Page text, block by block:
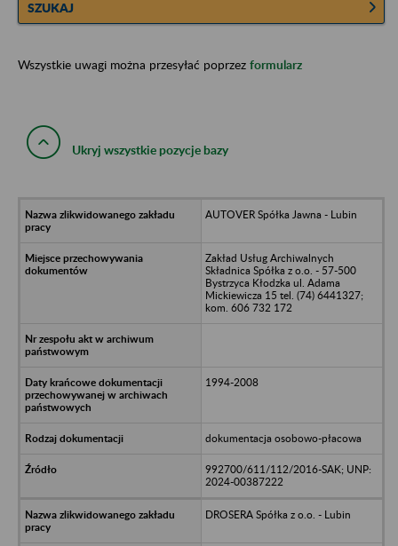
SZUKAJ
Wszystkie uwagi można przesyłać poprzez formularz
Ukryj wszystkie pozycje bazy
AUTOVER Spółka Jawna - Lubin
Zakład Usług Archiwalnych
Składnica Spółka z o.o. - 57-500
Bystrzyca Kłodzka ul. Adama
Mickiewicza 15 tel. (74) 6441327;
kom. 606 732 172
1994-2008
dokumentacja osobowo-płacowa
992700/611/112/2016-SAK; UNP:
2024-00387222
DROSERA Spółka z o.o. - Lubin